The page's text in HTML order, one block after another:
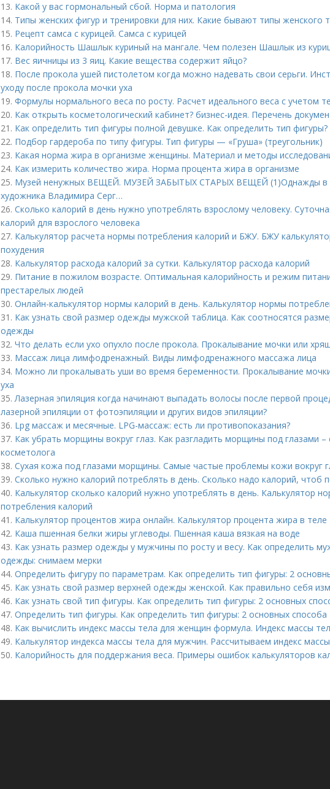
13. Какой у вас гормональный сбой. Норма и патология
14. Типы женских фигур и тренировки для них. Какие бывают типы женского
15. Рецепт самса с курицей. Самса с курицей
16. Калорийность Шашлык куриный на мангале. Чем полезен Шашлык из
17. Вес яичницы из 3 яиц. Какие вещества содержит яйцо?
18. После прокола ушей пистолетом когда можно надевать свои серьги.
уходу после прокола мочки уха
19. Формулы нормального веса по росту. Расчет идеального веса с учетом
20. Как открыть косметологический кабинет? бизнес-идея. Перечень
21. Как определить тип фигуры полной девушке. Как определить тип фигуры?
22. Подбор гардероба по типу фигуры. Тип фигуры — «Груша» (треугольник)
23. Какая норма жира в организме женщины. Материал и методы
24. Как измерить количество жира. Норма процента жира в организме
25. Музей ненужных ВЕЩЕЙ. МУЗЕЙ ЗАБЫТЫХ СТАРЫХ ВЕЩЕЙ (1)Однажды в
художника Владимира Серг…
26. Сколько калорий в день нужно употреблять взрослому человеку.
калорий для взрослого человека
27. Калькулятор расчета нормы потребления калорий и БЖУ. БЖУ
похудения
28. Калькулятор расхода калорий за сутки. Калькулятор расхода калорий
29. Питание в пожилом возрасте. Оптимальная калорийность и режим
престарелых людей
30. Онлайн-калькулятор нормы калорий в день. Калькулятор нормы
31. Как узнать свой размер одежды мужской таблица. Как соотносятся
одежды
32. Что делать если ухо опухло после прокола. Прокалывание мочки или
33. Массаж лица лимфодренажный. Виды лимфодренажного массажа лица
34. Можно ли прокалывать уши во время беременности. Прокалывание
уха
35.Лазерная эпиляция когда начинают выпадать волосы после первой
лазерной эпиляции от фотоэпиляции и других видов эпиляции?
36. Lpg массаж и месячные. LPG-массаж: есть ли противопоказания?
37. Как убрать морщины вокруг глаз. Как разгладить морщины под глазами –
косметолога
38. Сухая кожа под глазами морщины. Самые частые проблемы кожи вокруг
39. Сколько нужно калорий потреблять в день. Сколько надо калорий, чтоб
40. Калькулятор сколько калорий нужно употреблять в день. Калькулятор
потребления калорий
41. Калькулятор процентов жира онлайн. Калькулятор процента жира в теле
42. Каша пшенная белки жиры углеводы. Пшенная каша вязкая на воде
43. Как узнать размер одежды у мужчины по росту и весу. Как определить
одежды: снимаем мерки
44. Определить фигуру по параметрам. Как определить тип фигуры: 2
45. Как узнать свой размер верхней одежды женской. Как правильно себя
46. Как узнать свой тип фигуры. Как определить тип фигуры: 2 основных
47. Определить тип фигуры. Как определить тип фигуры: 2 основных способа
48. Как вычислить индекс массы тела для женщин формула. Индекс массы
49. Калькулятор индекса массы тела для мужчин. Рассчитываем индекс
50. Калорийность для поддержания веса. Примеры ошибок калькуляторов